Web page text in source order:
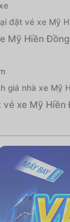
đặt vé xe Mỹ
Mỹ Hiền
giá nhà xe Mỹ
xe Mỹ Hiền